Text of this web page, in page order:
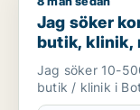
Jag söker
butik, klinik,
eller garage
Jag söker 10-
butik / klinik i